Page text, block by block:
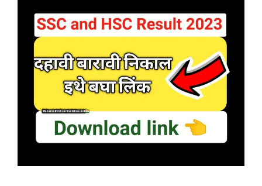
आणि
HSC)
12वीचा
निकाल
आज
जाहीर,
थेट
लिंक